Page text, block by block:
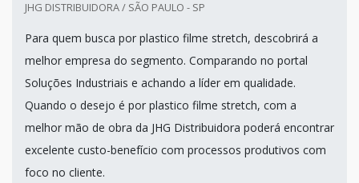
JHG DISTRIBUIDORA / SÃO PAULO - SP
Para quem busca por plastico filme stretch, descobrirá a
melhor empresa do segmento. Comparando no portal
Soluções Industriais e achando a líder em qualidade.
Quando o desejo é por plastico filme stretch, com a
melhor mão de obra da JHG Distribuidora poderá encontrar
excelente custo-benefício com processos produtivos com
foco no cliente.